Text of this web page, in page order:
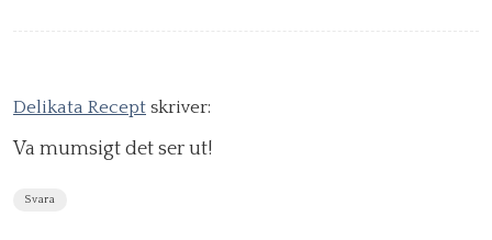
Delikata Recept skriver:
Va mumsigt det ser ut!
Svara